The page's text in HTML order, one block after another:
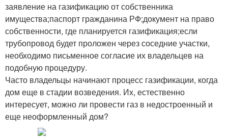
заявление на газификацию от собственника
имущества;паспорт гражданина РФ;документ на право
собственности, где планируется газификация;если
трубопровод будет проложен через соседние участки,
необходимо письменное согласие их владельцев на
подобную процедуру.
Часто владельцы начинают процесс газификации, когда
дом еще в стадии возведения. Их, естественно
интересует, можно ли провести газ в недостроенный и
еще неоформленный дом?